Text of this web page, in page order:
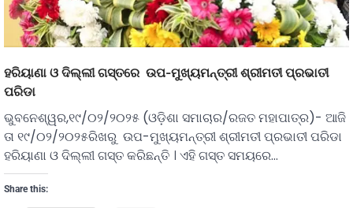
ହରିୟାଣା ଓ ଦିଲ୍ଲୀ ଗସ୍ତରେ ଉପ-ମୁଖ୍ୟମନ୍ତ୍ରୀ ଶ୍ରୀମତୀ ପ୍ରଭାତୀ
ପରିଡା
ଭୁବନେଶ୍ୱର,୧୯/୦୨/୨୦୨୫ (ଓଡ଼ିଶା ସମାଚାର/ରଜତ ମହାପାତ୍ର)- ଆଜି
ତା ୧୯/୦୨/୨୦୨୫ରିଖରୁ ଉପ-ମୁଖ୍ୟମନ୍ତ୍ରୀ ଶ୍ରୀମତୀ ପ୍ରଭାତୀ ପରିଡା
ହରିୟାଣା ଓ ଦିଲ୍ଲୀ ଗସ୍ତ କରିଛନ୍ତି । ଏହି ଗସ୍ତ ସମୟରେ…
Share this: